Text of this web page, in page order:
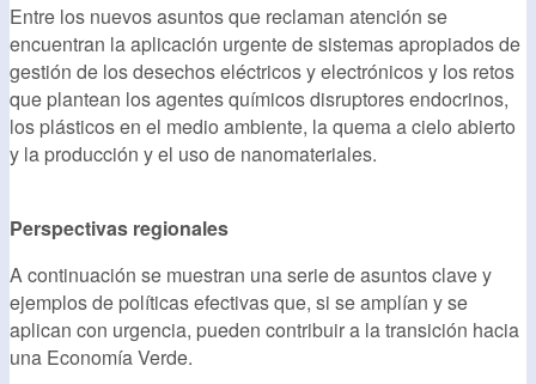
Entre los nuevos asuntos que reclaman atención se
encuentran la aplicación urgente de sistemas apropiados de
gestión de los desechos eléctricos y electrónicos y los retos
que plantean los agentes químicos disruptores endocrinos,
los plásticos en el medio ambiente, la quema a cielo abierto
y la producción y el uso de nanomateriales.
Perspectivas regionales
A continuación se muestran una serie de asuntos clave y
ejemplos de políticas efectivas que, si se amplían y se
aplican con urgencia, pueden contribuir a la transición hacia
una Economía Verde.